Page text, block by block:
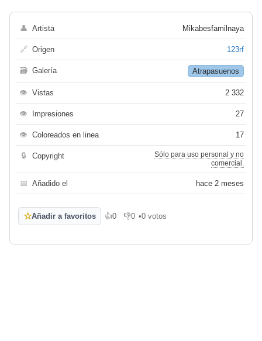
👤 Artista Mikabesfamilnaya
🔗 Origen 123rf
🗃 Galería Atrapasuenos
👁 Vistas 2 332
👁 Impresiones 27
👁 Coloreados en linea 17
🔒 Copyright
Sólo para uso personal y no
comercial.
📅 Añadido el hace 2 meses
☆Añadir a favoritos 👍0
Me gusta
👎0
No me gusta
•0 votos